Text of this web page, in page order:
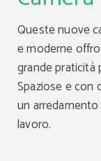
Queste nuove
e moderne
grande praticità
Spaziose e con
un
lavoro.